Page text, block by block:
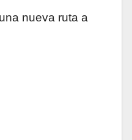
nueva ruta a